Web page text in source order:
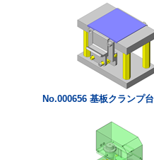
No.000656 基板クランプ台